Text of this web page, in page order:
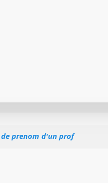
prenom d'un prof